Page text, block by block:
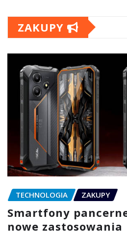
ZAKUPY
TECHNOLOGIA ZAKUPY
Smartfony
nowe zastosowania